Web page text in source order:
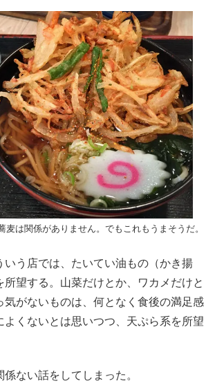
麦は関係がありません。でもこれもうまそうだ。
いう店では、たいてい油もの（かき揚
所望する。山菜だけとか、ワカメだけと
気がないものは、何となく食後の満足感
よくないとは思いつつ、天ぷら系を所望
ない話をしてしまった。